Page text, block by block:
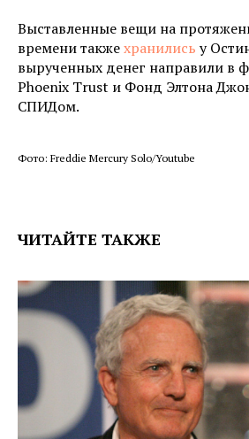
Выставленные вещи на
времени такжехранились у
вырученных денег направили в
Phoenix Trust и Фонд Элтона
СПИДом.
Фото: Freddie Mercury Solo/Youtube
ЧИТАЙТЕ ТАКЖЕ